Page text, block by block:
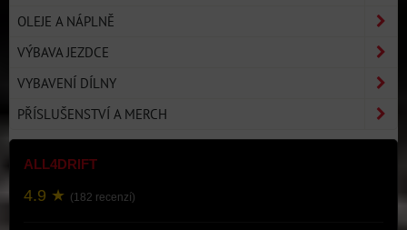
OLEJE A NÁPLNĚ
VÝBAVA JEZDCE
VYBAVENÍ DÍLNY
PŘÍSLUŠENSTVÍ A MERCH
ALL4DRIFT
4.9 ★ (182 recenzí)